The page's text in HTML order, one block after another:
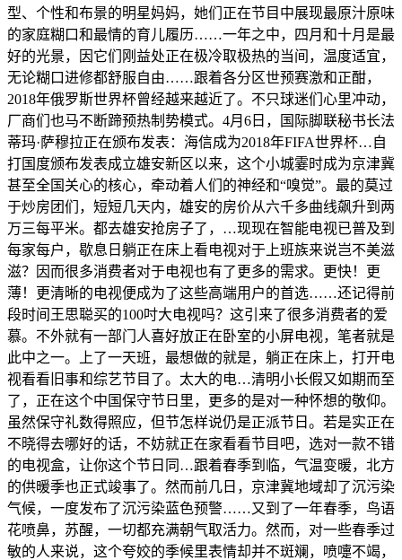
型、个性和布景的明星妈妈，她们正在节目中展现最原汁原味
的家庭糊口和最情的育儿履历……一年之中，四月和十月是最
好的光景，因它们刚益处正在极冷取极热的当间，温度适宜，
无论糊口进修都舒服自由……跟着各分区世预赛激和正酣，
2018年俄罗斯世界杯曾经越来越近了。不只球迷们心里冲动，
厂商们也马不断蹄预热制势模式。4月6日，国际脚联秘书长法
蒂玛·萨穆拉正在颁布发表：海信成为2018年FIFA世界杯…自
打国度颁布发表成立雄安新区以来，这个小城霎时成为京津冀
甚至全国关心的核心，牵动着人们的神经和“嗅觉”。最的莫过
于炒房团们，短短几天内，雄安的房价从六千多曲线飙升到两
万三每平米。都去雄安抢房子了，…现现在智能电视已普及到
每家每户，歇息日躺正在床上看电视对于上班族来说岂不美滋
滋？因而很多消费者对于电视也有了更多的需求。更快！更
薄！更清晰的电视便成为了这些高端用户的首选……还记得前
段时间王思聪买的100吋大电视吗？这引来了很多消费者的爱
慕。不外就有一部门人喜好放正在卧室的小屏电视，笔者就是
此中之一。上了一天班，最想做的就是，躺正在床上，打开电
视看看旧事和综艺节目了。太大的电…清明小长假又如期而至
了，正在这个中国保守节日里，更多的是对一种怀想的敬仰。
虽然保守礼数得照应，但节怎样说仍是正派节日。若是实正在
不晓得去哪好的话，不妨就正在家看看节目吧，选对一款不错
的电视盒，让你这个节日同…跟着春季到临，气温变暖，北方
的供暖季也正式竣事了。然而前几日，京津冀地域却了沉污染
气候，一度发布了沉污染蓝色预警……又到了一年春季，鸟语
花喷鼻，苏醒，一切都充满朝气取活力。然而，对一些春季过
敏的人来说，这个夸姣的季候里表情却并不斑斓，喷嚏不竭，